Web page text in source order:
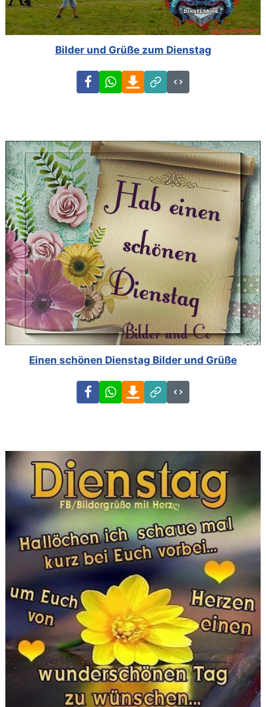
Bilder und Grüße zum Dienstag
FacebookWhatsAppDownload
Link
Code
Einen schönen Dienstag Bilder und Grüße
FacebookWhatsAppDownload
Link
Code